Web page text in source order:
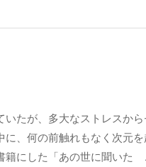
たが、多大なストレスから
、何の前触れもなく次元を
にした「あの世に聞いた